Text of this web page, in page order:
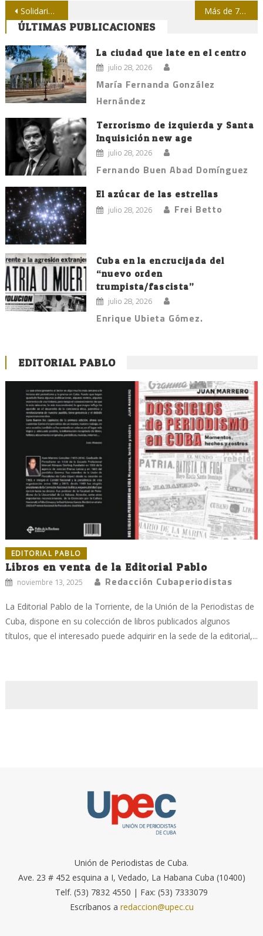
Navegación
de
entradas
Solidaridad de la Upec con Carlos Aznárez Más de 700 periodistas asesinados en última década.- ONU
ÚLTIMAS PUBLICACIONES
La ciudad que late en el centro
julio 28, 2026
María Fernanda González
Hernández
Terrorismo de izquierda y Santa
Inquisición new age
julio 28, 2026
Fernando Buen Abad Domínguez
El azúcar de las estrellas
julio 28, 2026 Frei Betto
Cuba en la encrucijada del
“nuevo orden
trumpista/fascista”
julio 28, 2026
Enrique Ubieta Gómez.
EDITORIAL PABLO
EDITORIAL PABLO
Libros en venta de la Editorial Pablo
noviembre 13, 2025 Redacción Cubaperiodistas
La Editorial Pablo de la Torriente, de la Unión de la Periodistas de
Cuba, dispone en su colección de libros publicados algunos
títulos, que el interesado puede adquirir en la sede de la editorial,...
Unión de Periodistas de Cuba.
Ave. 23 # 452 esquina a I, Vedado, La Habana Cuba (10400)
Telf. (53) 7832 4550 | Fax: (53) 7333079
Escríbanos a redaccion@upec.cu